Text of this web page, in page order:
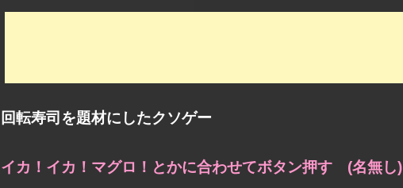
回転寿司を題材にしたクソゲー
イカ！イカ！マグロ！とかに合わせてボタン押す (名無し)